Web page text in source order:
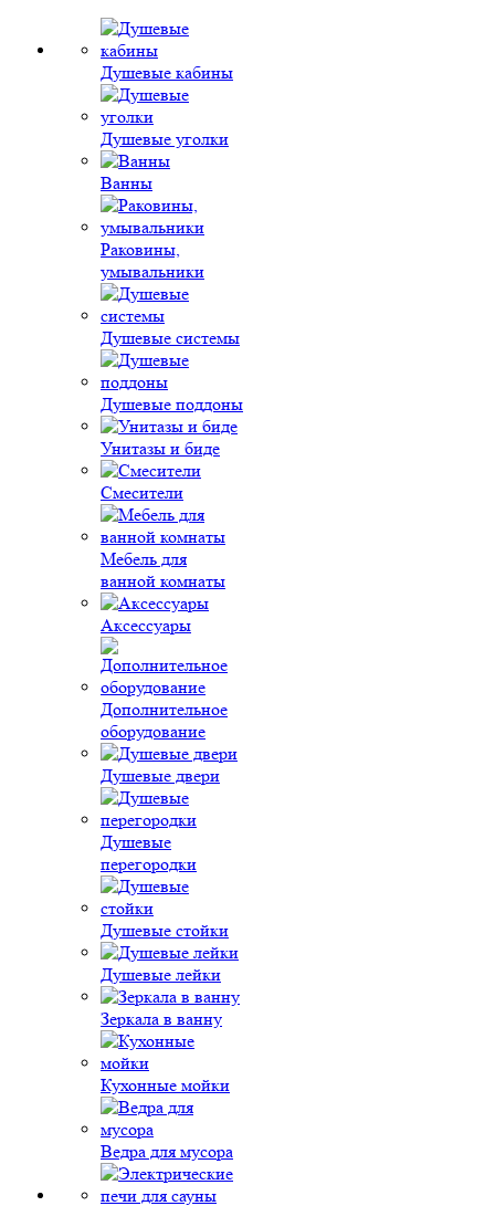
Душевые кабины
Душевые уголки
Ванны
Раковины,
умывальники
Душевые системы
Душевые поддоны
Унитазы и биде
Смесители
Мебель для
ванной комнаты
Аксессуары
Дополнительное
оборудование
Душевые двери
Душевые
перегородки
Душевые стойки
Душевые лейки
Зеркала в ванну
Кухонные мойки
Ведра для мусора